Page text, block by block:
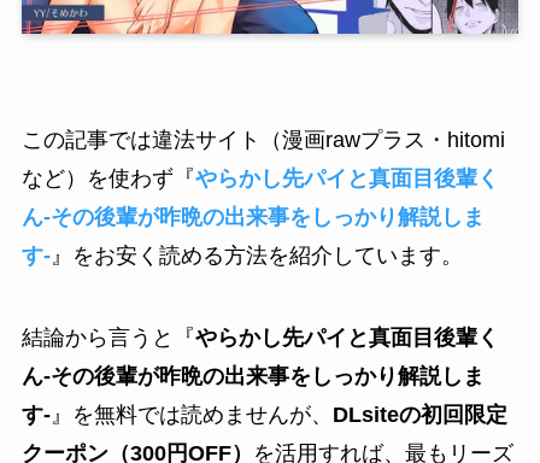
この記事では違法サイト（漫画rawプラス・hitomi
など）を使わず『やらかし先パイと真面目後輩く
ん-その後輩が昨晩の出来事をしっかり解説しま
す-』をお安く読める方法を紹介しています。
結論から言うと『やらかし先パイと真面目後輩く
ん-その後輩が昨晩の出来事をしっかり解説しま
す-』を無料では読めませんが、 DLsiteの初回限定
クーポン（300円OFF）
を活用すれば、最もリーズ